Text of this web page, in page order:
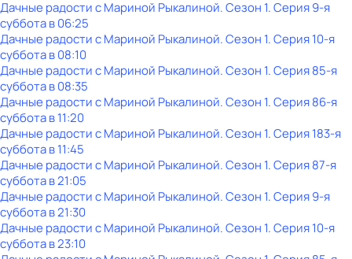
Дачные радости с Мариной Рыкалиной. Сезон 1. Серия 9-я
субботав06:25
Дачные радости с Мариной Рыкалиной. Сезон 1. Серия 10-я
субботав08:10
Дачные радости с Мариной Рыкалиной. Сезон 1. Серия 85-я
субботав08:35
Дачные радости с Мариной Рыкалиной. Сезон 1. Серия 86-я
субботав11:20
Дачные радости с Мариной Рыкалиной. Сезон 1. Серия 183-я
субботав11:45
Дачные радости с Мариной Рыкалиной. Сезон 1. Серия 87-я
субботав21:05
Дачные радости с Мариной Рыкалиной. Сезон 1. Серия 9-я
субботав21:30
Дачные радости с Мариной Рыкалиной. Сезон 1. Серия 10-я
субботав23:10